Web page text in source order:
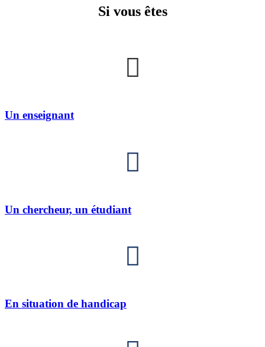
Si vous êtes
Un enseignant
Un chercheur, un étudiant
En situation de handicap